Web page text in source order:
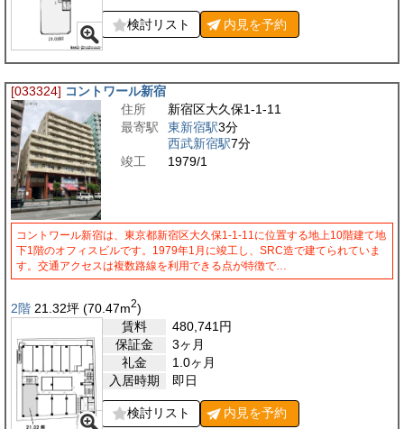
検討リスト 内見を予約
[033324] コントワール新宿
住所
新宿区大久保1-1-11
最寄駅
東新宿駅3分
西武新宿駅7分
竣工
1979/1
コントワール新宿は、東京都新宿区大久保1-1-11に位置する地上10階建て地
下1階のオフィスビルです。1979年1月に竣工し、SRC造で建てられていま
す。交通アクセスは複数路線を利用できる点が特徴で…
2階 21.32坪 (70.47m2)
賃料
480,741 円
保証金
3ヶ月
礼金
1.0ヶ月
入居時期
即日
検討リスト 内見を予約